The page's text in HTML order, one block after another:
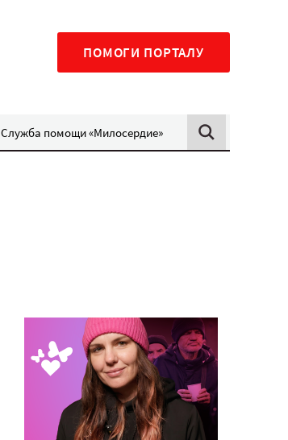
ПОМОГИ ПОРТАЛУ
Служба помощи «Милосердие»